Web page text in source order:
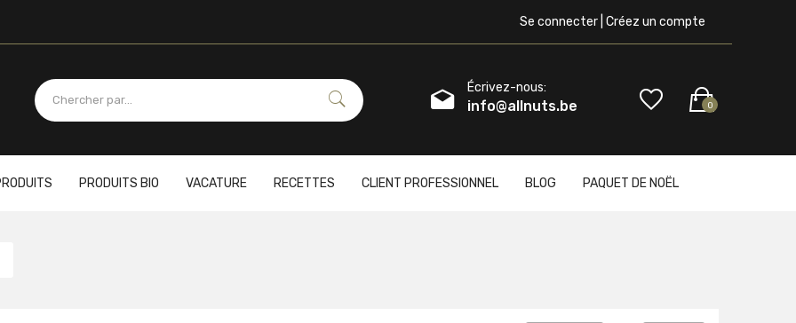
Se connecter | Créez un compte
Écrivez-nous:
info@allnuts.be 0
PRODUITS BIO VACATURE RECETTES CLIENT PROFESSIONNEL BLOG PAQUET DE NOËL